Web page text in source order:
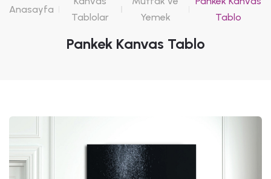
Anasayfa
Tablolar
Yemek
Tablo
Pankek Kanvas Tablo